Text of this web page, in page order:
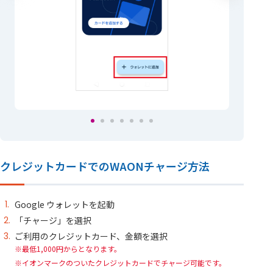
クレジットカードでのWAONチャージ方法
Google ウォレットを起動
「チャージ」を選択
ご利用のクレジットカード、金額を選択
最低1,000円からとなります。
イオンマークのついたクレジットカードでチャージ可能です。